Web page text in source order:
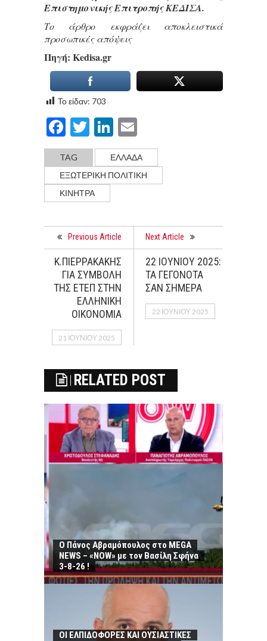
Επιστημονικής Επιτροπής ΚΕΔΙΣΑ.
Το άρθρο εκφράζει αποκλειστικά
προσωπικές απόψεις
Πηγή: Κedisa.gr
Το είδαν: 703
Facebook
TwitterLinkedIn
TAG
ΕΛΛΑΔΑ
ΕΞΩΤΕΡΙΚΗ ΠΟΛΙΤΙΚΗ
ΚΙΝΗΤΡΑ
Previous Article
Κ.ΠΙΕΡΡΑΚΑΚΗΣ
ΓΙΑ ΣΥΜΒΟΛΗ
ΤΗΣ ΕΤΕΠ ΣΤΗΝ
ΕΛΛΗΝΙΚΗ
ΟΙΚΟΝΟΜΙΑ
21 ΙΟΥΝΊΟΥ 2025
Next Article
22 ΙΟΥΝΙΟΥ 2025:
ΤΑ ΓΕΓΟΝΟΤΑ
ΣΑΝ ΣΗΜΕΡΑ
22 ΙΟΥΝΊΟΥ 2025
RELATED POST
Ο Πάνος Αβραμόπουλος στο MEGA
NEWS – «NOW» με τον Βασίλη Σφήνα
3-8-26 !
ΟΙ ΕΛΠΙΔΟΦΟΡΕΣ ΚΑΙ ΟΥΣΙΑΣΤΙΚΕΣ